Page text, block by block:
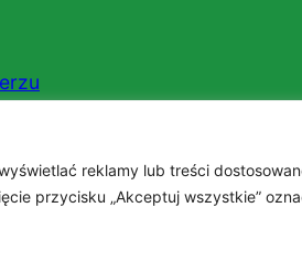
reklamy lub treści
przycisku „Akceptuj wszystkie”